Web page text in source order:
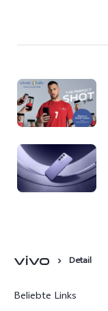
Detail
Beliebte Links